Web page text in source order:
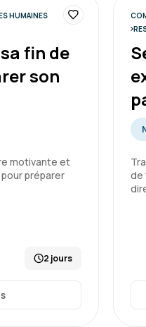
HUMAINES
fin de
son
motivante et
préparer
2 jours
de